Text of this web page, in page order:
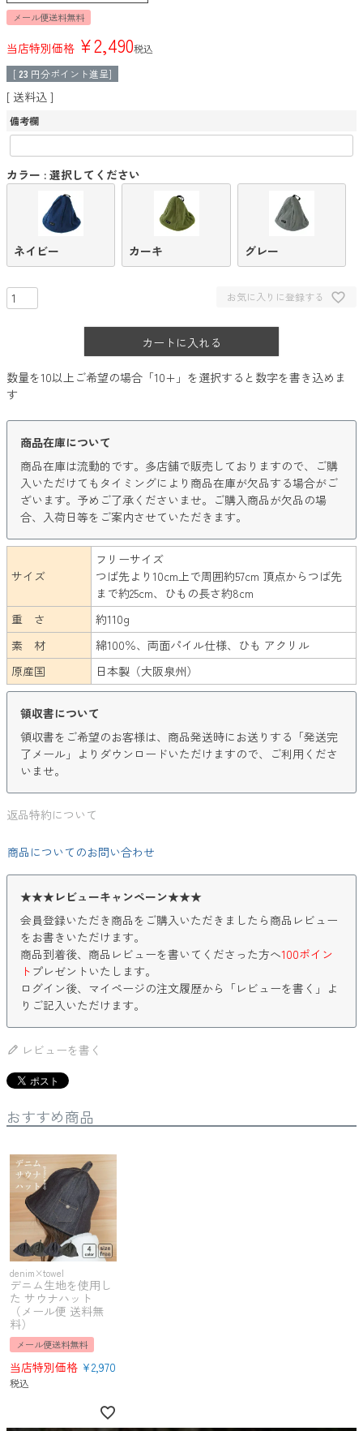
メール便送料無料
当店特別価格 ¥2,490税込
[ 23 円分ポイント進呈]
送料込
備考欄
カラー 選択してください
ネイビー カーキ グレー
お気に入りに登録する
カートに入れる
数量を10以上ご希望の場合「10+」を選択すると数字を書き込めま
す
商品在庫について
商品在庫は流動的です。多店舗で販売しておりますので、ご購
入いただけてもタイミングにより商品在庫が欠品する場合がご
ざいます。予めご了承くださいませ。ご購入商品が欠品の場
合、入荷日等をご案内させていただきます。
サイズ
フリーサイズ
つば先より10cm上で周囲約57cm 頂点からつば先
まで約25cm、ひもの長さ約8cm
重 さ
約110g
素 材
綿100％、両面パイル仕様、ひも アクリル
原産国
日本製（大阪泉州）
領収書について
領収書をご希望のお客様は、商品発送時にお送りする「発送完
了メール」よりダウンロードいただけますので、ご利用くださ
いませ。
返品特約について
商品についてのお問い合わせ
★★★レビューキャンペーン★★★
会員登録いただき商品をご購入いただきましたら商品レビュー
をお書きいただけます。
商品到着後、商品レビューを書いてくださった方へ100ポイン
ト プレゼントいたします。
ログイン後、マイページの注文履歴から「レビューを書く」よ
りご記入いただけます。
レビューを書く
おすすめ商品
denim×towel
デニム生地を使用し
た サウナハット
（メール便 送料無
料）
メール便送料無料
当店特別価格 ¥2,970
税込